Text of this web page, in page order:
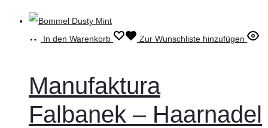
In den Warenkorb Zur Wunschliste hinzufügen
Manufaktura
Falbanek – Haarnadel